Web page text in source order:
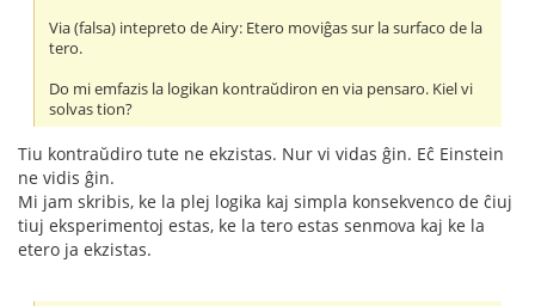
Via (falsa) intepreto de Airy: Etero moviĝas sur la surfaco de la
tero.
Do mi emfazis la logikan kontraŭdiron en via pensaro. Kiel vi
solvas tion?
Tiu kontraŭdiro tute ne ekzistas. Nur vi vidas ĝin. Eĉ Einstein
ne vidis ĝin.
Mi jam skribis, ke la plej logika kaj simpla konsekvenco de ĉiuj
tiuj eksperimentoj estas, ke la tero estas senmova kaj ke la
etero ja ekzistas.